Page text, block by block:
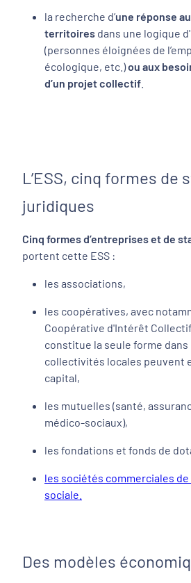
la recherche d’une réponse
territoires dans une logique
(personnes éloignées de
écologique, etc.)ou aux
d’un projet collectif
L’ESS, cinq formes de
juridiques
Cinq formes d’entreprises et de
portent cette ESS :
les associations,
les coopératives, avec
Coopérative d'Intérêt Collectif
constitue la seule forme dans
collectivités locales peuvent
capital,
les mutuelles (santé,
médico-sociaux),
les fondations et fonds de
les sociétés commerciales de
sociale.
Des modèles